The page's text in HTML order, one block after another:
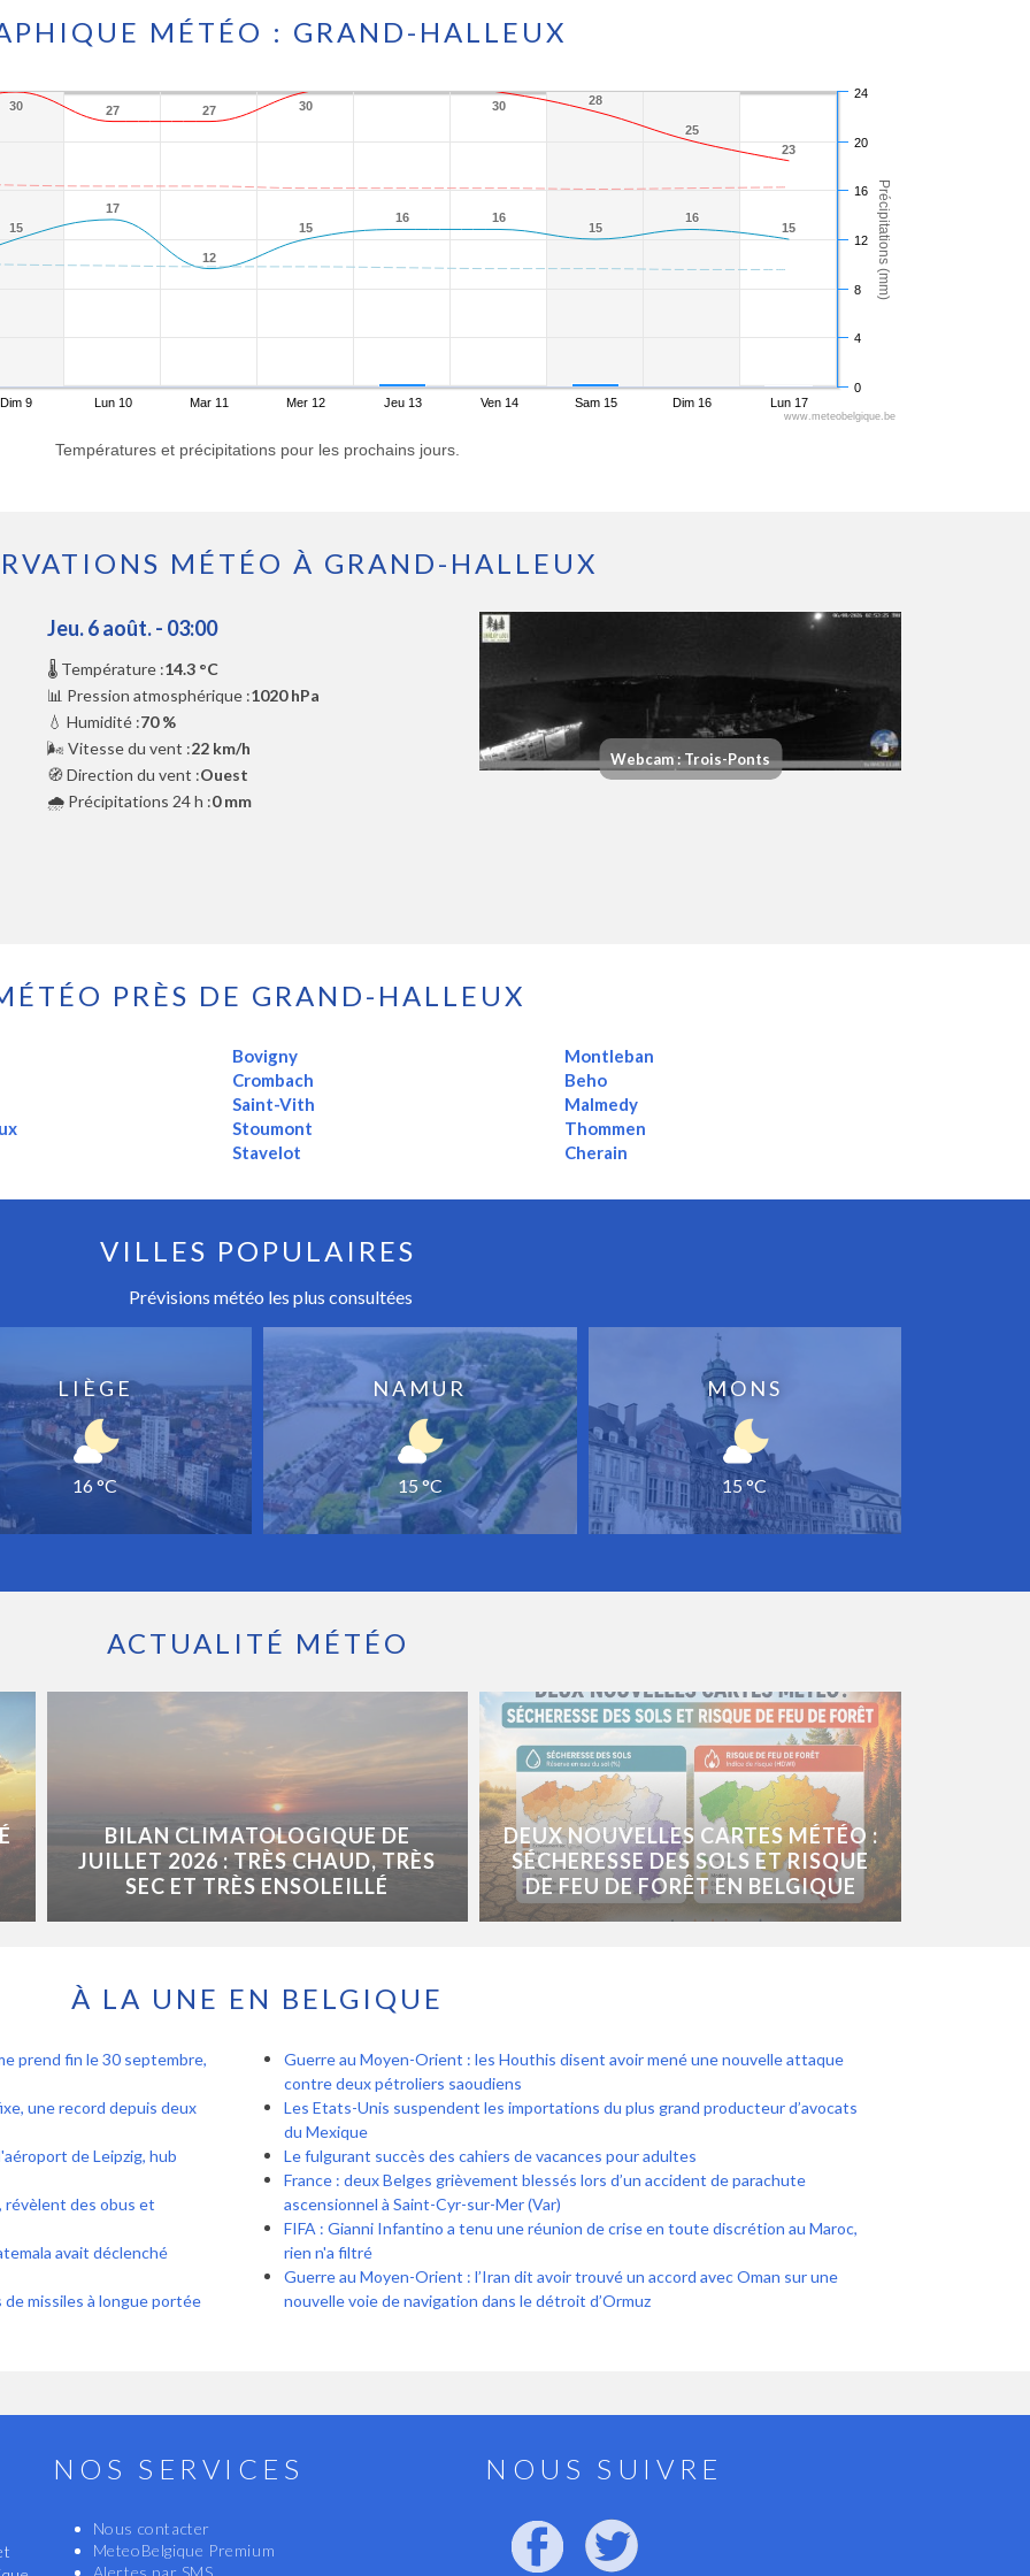
MÉTÉO : GRAND-HALLEUX
Précipitations (mm)
30
30 27
27 27
27 30
30 30
30 28
28
25
25
23
23
15
15
17
17
12
12
15
15
16
16 16
16
15
15
16
16
15
15
Dim 9 Lun 10 Mar 11 Mer 12 Jeu 13 Ven 14 Sam 15 Dim 16 Lun 17
0
4
8
12
16
20
24
www.meteobelgique.be
Températures et précipitations pour les prochains jours.
MÉTÉO À GRAND-HALLEUX
Jeu. 6 août. - 03:00
🌡️ Température :14.3 °C
📊 Pression atmosphérique :1020 hPa
💧 Humidité :70 %
🌬️ Vitesse du vent :22 km/h
🧭 Direction du vent :Ouest
🌧️ Précipitations 24 h :0 mm
Webcam : Trois-Ponts
PRÈS DE GRAND-HALLEUX
Bovigny
Crombach
Saint-Vith
Stoumont
Stavelot
Montleban
Beho
Malmedy
Thommen
Cherain
VILLES POPULAIRES
Prévisions météo les plus consultées
LIÈGE
16 °C
NAMUR
15 °C
MONS
15 °C
ACTUALITÉ MÉTÉO
BILAN CLIMATOLOGIQUE DE
JUILLET 2026 : TRÈS CHAUD, TRÈS
SEC ET TRÈS ENSOLEILLÉ
DEUX NOUVELLES CARTES MÉTÉO :
SÉCHERESSE DES SOLS ET RISQUE
DE FEU DE FORÊT EN BELGIQUE
À LA UNE EN BELGIQUE
prend fin le 30 septembre,
une record depuis deux
de Leipzig, hub
révèlent des obus et
avait déclenché
missiles à longue portée
Guerre au Moyen-Orient : les Houthis disent avoir mené une nouvelle attaque
contre deux pétroliers saoudiens
Les Etats-Unis suspendent les importations du plus grand producteur d’avocats
du Mexique
Le fulgurant succès des cahiers de vacances pour adultes
France : deux Belges grièvement blessés lors d’un accident de parachute
ascensionnel à Saint-Cyr-sur-Mer (Var)
FIFA : Gianni Infantino a tenu une réunion de crise en toute discrétion au Maroc,
rien n'a filtré
Guerre au Moyen-Orient : l’Iran dit avoir trouvé un accord avec Oman sur une
nouvelle voie de navigation dans le détroit d’Ormuz
NOS SERVICES
Nous contacter
MeteoBelgique Premium
NOUS SUIVRE